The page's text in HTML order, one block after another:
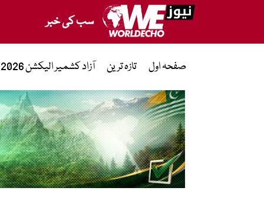
سب کی خبر
صفحہ اول تازہ ترین آزاد کشمیر الیکشن 2026